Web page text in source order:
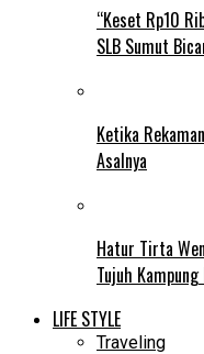
“Keset Rp10
SLB Sumut
Ketika
Asalnya
Hatur Tirta
Tujuh
LIFE STYLE
Traveling